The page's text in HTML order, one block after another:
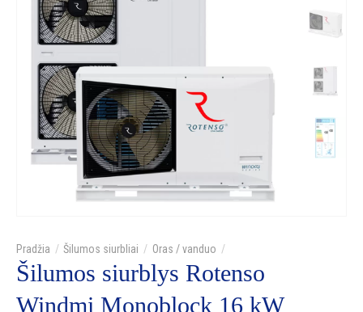
Šilumos siurbliai Oras / vanduo
Šilumos siurblys Rotenso
Windmi Monoblock 16 kW